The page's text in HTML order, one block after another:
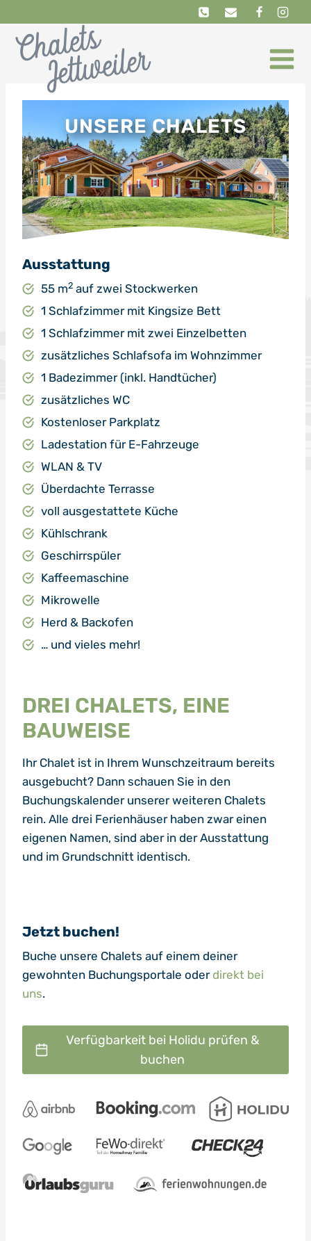
Inhalt
springen
UNSERE CHALETS
DREI CHALETS, EINE
BAUWEISE
Ihr Chalet ist in Ihrem Wunschzeitraum bereits
ausgebucht? Dann schauen Sie in den
Buchungskalender unserer weiteren Chalets
rein. Alle drei Ferienhäuser haben zwar einen
eigenen Namen, sind aber in der Ausstattung
und im Grundschnitt identisch.
Jetzt buchen!
Buche unsere Chalets auf einem deiner
gewohnten Buchungsportale oder direkt bei
uns.
Verfügbarkeit bei Holidu prüfen &
buchen
Ausstattung
55 m2 auf zwei Stockwerken
1 Schlafzimmer mit Kingsize Bett
1 Schlafzimmer mit zwei Einzelbetten
zusätzliches Schlafsofa im Wohnzimmer
1 Badezimmer (inkl. Handtücher)
zusätzliches WC
Kostenloser Parkplatz
Ladestation für E-Fahrzeuge
WLAN & TV
Überdachte Terrasse
voll ausgestattete Küche
Kühlschrank
Geschirrspüler
Kaffeemaschine
Mikrowelle
Herd & Backofen
… und vieles mehr!